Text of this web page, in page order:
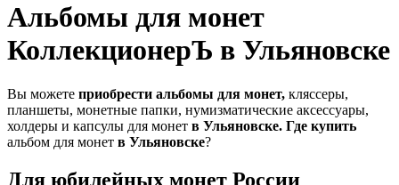
Альбомы для монет
КоллекционерЪ в Ульяновске
Вы можете приобрести альбомы для монет, кляссеры,
планшеты, монетные папки, нумизматические аксессуары,
холдеры и капсулы для монет в Ульяновске. Где купить
альбом для монет в Ульяновске?
Для юбилейных монет России